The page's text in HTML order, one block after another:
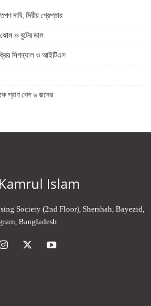
দাবি, সিরীয় গ্রেপ্তার
ঝোল ও বুটের ডাল
সিগন্যাল ও আইটিএস
প্রাণ গেল ৬ জনের
Islam
Society (2nd Floor), Shershah, Bayezid,
Bangladesh